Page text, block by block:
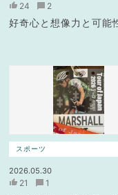
24 2
好奇心と想像力と可能
スポーツ
2026.05.30
21 1